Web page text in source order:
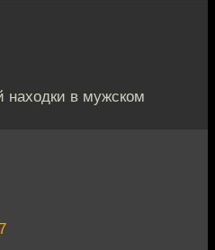
находки в мужском